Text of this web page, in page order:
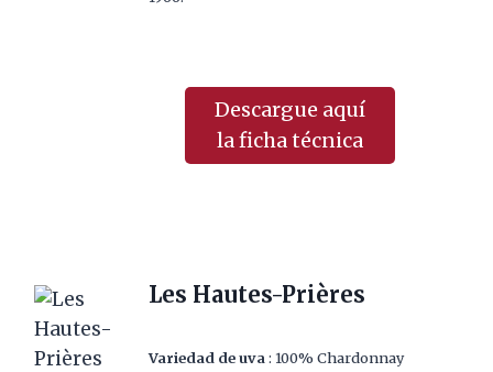
Descargue aquí
la ficha técnica
Les Hautes-Prières
Variedad de uva : 100% Chardonnay